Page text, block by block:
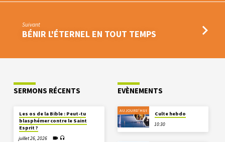
Suivant
BÉNIR L'ÉTERNEL EN TOUT TEMPS
SERMONS RÉCENTS
Les os de la Bible : Peut-tu
blasphémer contre le Saint
Esprit ?
juillet 26, 2026
EVÈNEMENTS
AUJOURD'HUI
Culte hebdo
10:30